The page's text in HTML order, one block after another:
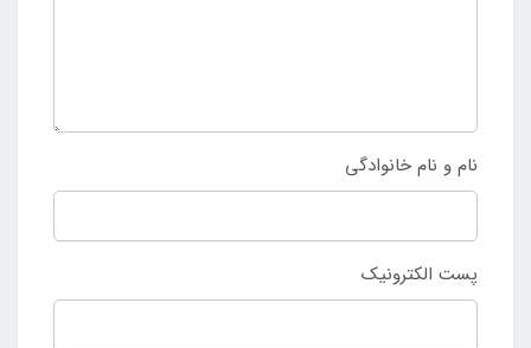
نام و نام خانوادگی
پست الکترونیک